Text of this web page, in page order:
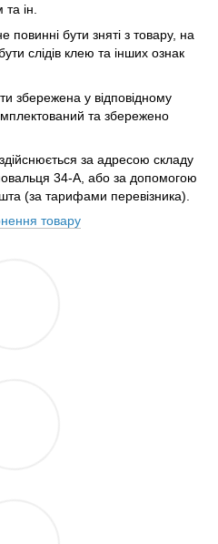
ін.
повинні бути зняті з товару, на
слідів клею та інших ознак
збережена у відповідному
та збережено
за адресою складу
34-А, або за допомогою
(за тарифами перевізника).
товару